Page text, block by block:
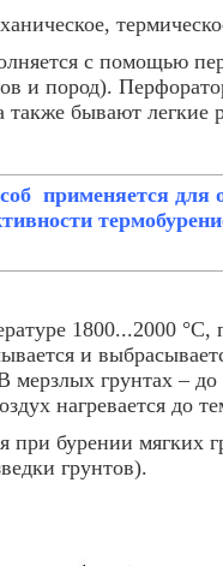
с помощью
и пород).
также бывают
применяется
1800...2000 °С,
и
мерзлых грунтах –
нагревается до
при бурении мягких
грунтов).